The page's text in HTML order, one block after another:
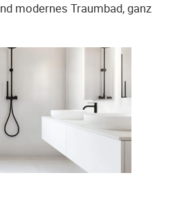
modernes Traumbad, ganz